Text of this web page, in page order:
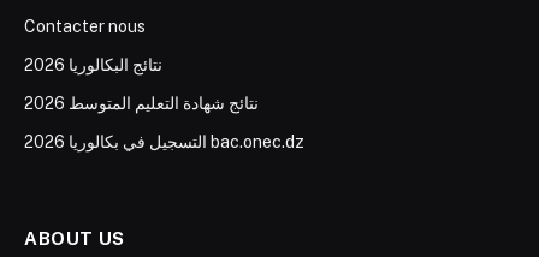
Contacter nous
نتائج البكالوريا 2026
نتائج شهادة التعليم المتوسط 2026
التسجيل في بكالوريا 2026 bac.onec.dz
ABOUT US